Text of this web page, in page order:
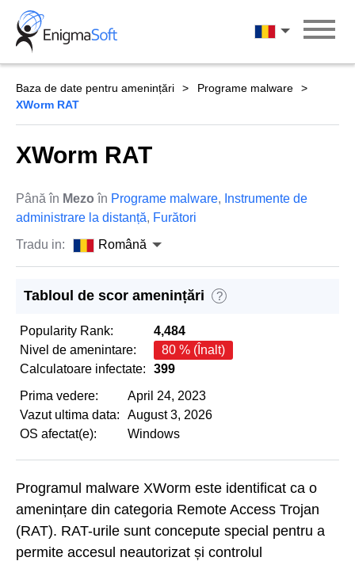
Skip
content
Română
Baza de date pentru amenințări
Programe malware
XWorm RAT
XWorm RAT
Până în Mezo în Programe malware, Instrumente de
administrare la distanță, Furători
Tradu in:
Română
Tabloul de scor amenințări ?
Popularity Rank:
4,484
Nivel de amenintare:
80 % (Înalt)
Calculatoare infectate:
399
Prima vedere:
April 24, 2023
Vazut ultima data:
August 3, 2026
OS afectat(e):
Windows
Programul malware XWorm este identificat ca o
amenințare din categoria Remote Access Trojan
(RAT). RAT-urile sunt concepute special pentru a
permite accesul neautorizat și controlul